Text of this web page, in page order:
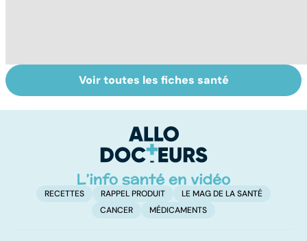
Tout savoir sur le
vitiligo
Prurit,
démangeaisons :
peau qui gratte !
Voir toutes les fiches santé
RECETTES RAPPEL PRODUIT
LE MAG DE LA SANTÉ
CANCER
MÉDICAMENTS